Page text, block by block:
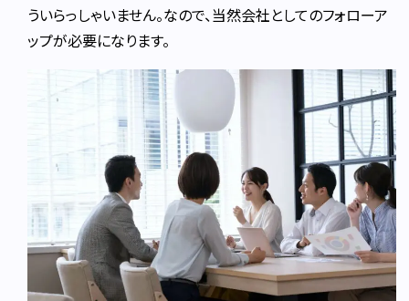
ういらっしゃいません。なので、当然会社としてのフォローア
ップが必要になります。